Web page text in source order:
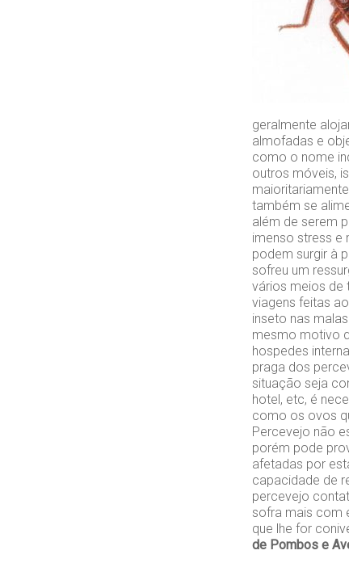
geralmente
almofadas e
como o nome
outros móveis,
também se
além de serem
imenso stress e
podem surgir à
sofreu um
vários meios de
viagens feitas
inseto nas
mesmo motivo
hospedes
praga dos
situação seja
hotel, etc, é
como os ovos
Percevejo não
porém pode
afetadas por
capacidade de
percevejo
sofra mais com
que lhe for
de Pombos e